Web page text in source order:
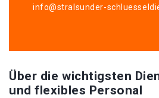
info@stralsunder-
Über die wichtigsten
und flexibles Personal